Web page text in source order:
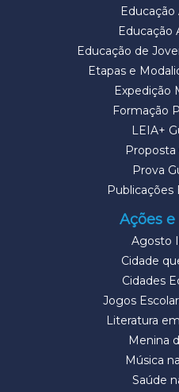
Educação
Educação de
Etapas e
Expedição
Formação
LEIA+
Proposta
Prova
Publicações
Ações
Agosto
Cidade
Cidades
Jogos
Literatura
Menina
Música
Saúde